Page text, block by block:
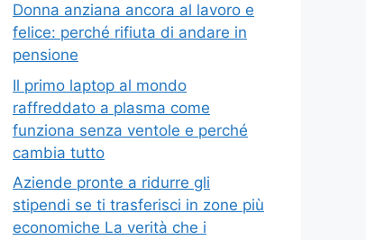
Donna anziana ancora al lavoro e
felice: perché rifiuta di andare in
pensione
Il primo laptop al mondo
raffreddato a plasma come
funziona senza ventole e perché
cambia tutto
Aziende pronte a ridurre gli
stipendi se ti trasferisci in zone più
economiche La verità che i